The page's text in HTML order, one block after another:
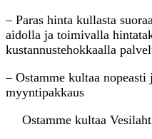
– Paras hinta kullasta
aidolla ja toimivalla
kustannustehokkaalla
– Ostamme kultaa
myyntipakkaus
Ostamme kultaa